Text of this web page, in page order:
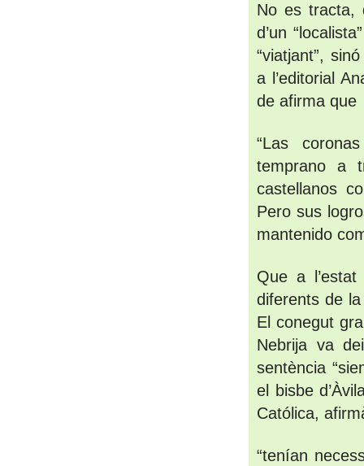
No es tracta,
d’un
“viatjant”,
a l’editorial
de afirma que
“Las
temprano a
castellanos
Pero sus
mantenido
Que a
diferents de
El conegut
Nebrija va
sentència
el bisbe
Católica,
“tenían